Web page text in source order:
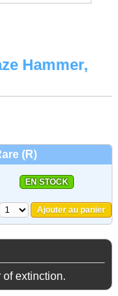
Hammer,
(R)
EN STOCK
Ajouter au panier
of extinction.